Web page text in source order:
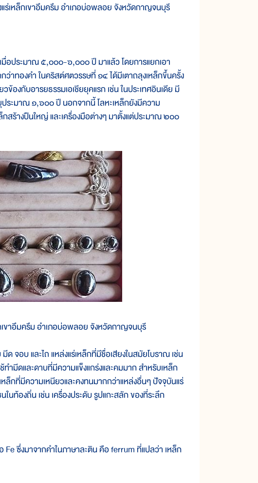
แร่เหล็กเขาอึมครึม อำเภอบ่อพลอย จังหวัดกาญจนบุรี
ประมาณ ๕,๐๐๐-๖,๐๐๐ ปี มาแล้ว โดยการแยกเอา
าทองคำ ในคริสต์ศตวรรษที่ ๑๔ ได้มีเตาถลุงเหล็กขึ้นครั้ง
ข้องกับอารยธรรมเอเชียยุคแรก เช่น ในประเทศอินเดีย มี
ระมาณ ๑,๖๐๐ ปี นอกจากนี้ โลหะเหล็กยังมีความ
สร้างปืนใหญ่ และเครื่องมือต่างๆ มาตั้งแต่ประมาณ ๒๐๐
เขาอึมครึม อำเภอบ่อพลอย จังหวัดกาญจนบุรี
จอบ และไถ แหล่งแร่เหล็กที่มีชื่อเสียงในสมัยโบราณ เช่น
มีดและดาบที่มีความแข็งแกร่งและคมมาก สำหรับเหล็ก
ล็กที่มีความเหนียวและคงทนมากกว่าแหล่งอื่นๆ ปัจจุบันแร่
นท้องถิ่น เช่น เครื่องประดับ รูปแกะสลัก ของที่ระลึก
ซึ่งมาจากคำในภาษาละติน คือ ferrum ที่แปลว่า เหล็ก